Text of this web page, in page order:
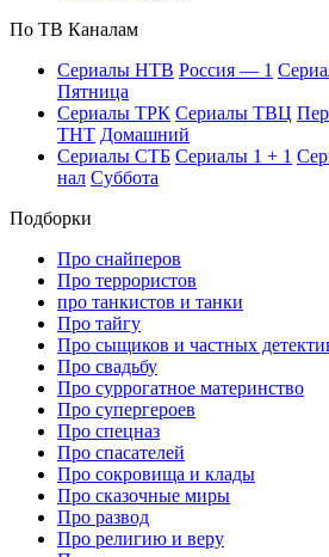
По ТВ Ка­на­лам
Се­риа­лы НТВ Рос­сия — 1
Пят­ни­ца
Се­риа­лы ТРК Се­риа­лы ТВЦ
ТНТ До­маш­ний
Се­риа­лы СТБ Се­риа­лы 1 + 1
нал Суб­бо­та
Подборки
Про снайперов
Про террористов
про танкистов и танки
Про тайгу
Про сыщиков и частных
Про свадьбу
Про суррогатное материнство
Про супергероев
Про спецназ
Про спасателей
Про сокровища и клады
Про сказочные миры
Про развод
Про религию и веру